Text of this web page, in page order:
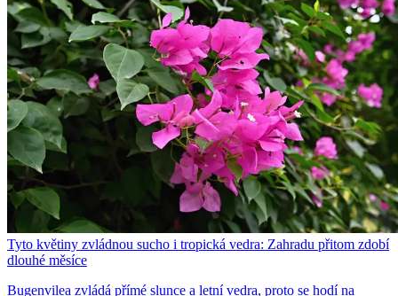
Tyto květiny zvládnou sucho i tropická vedra: Zahradu přitom zdobí
dlouhé měsíce
Bugenvilea zvládá přímé slunce a letní vedra, proto se hodí na